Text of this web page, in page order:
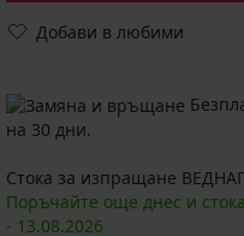
Добави в любими
на 30 дни.
Стока за изпращане
Поръчайте още днес и
- 13.08.2026